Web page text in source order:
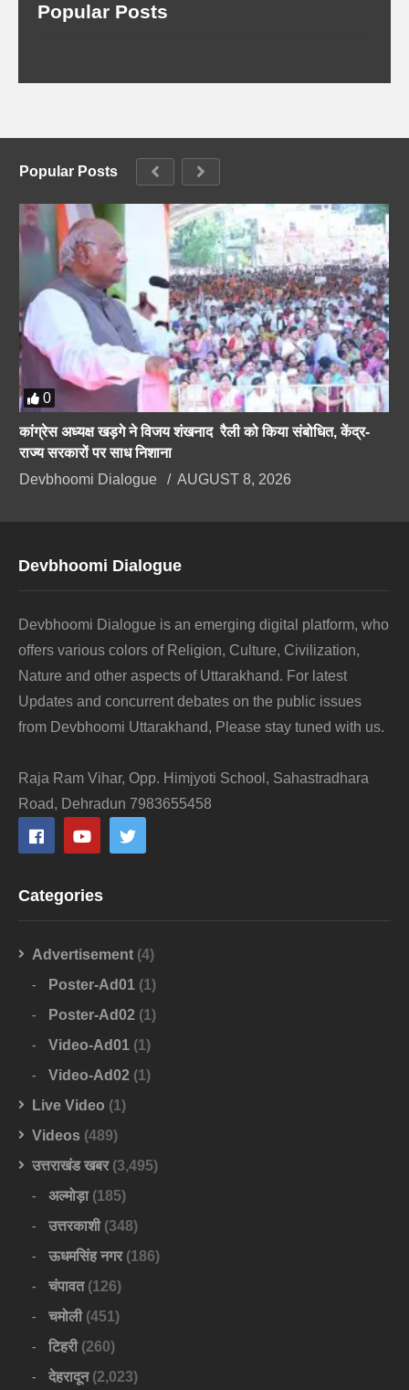
Popular Posts
Popular Posts
0
कांग्रेस अध्यक्ष खड़गे ने विजय शंखनाद रैली को किया संबोधित, केंद्र-
राज्य सरकारों पर साध निशाना
Devbhoomi Dialogue
AUGUST 8, 2026
Devbhoomi Dialogue
Devbhoomi Dialogue is an emerging digital platform, who
offers various colors of Religion, Culture, Civilization,
Nature and other aspects of Uttarakhand. For latest
Updates and concurrent debates on the public issues
from Devbhoomi Uttarakhand, Please stay tuned with us.
Raja Ram Vihar, Opp. Himjyoti School, Sahastradhara
Road, Dehradun 7983655458
Categories
Advertisement (4)
Poster-Ad01 (1)
Poster-Ad02 (1)
Video-Ad01 (1)
Video-Ad02 (1)
Live Video (1)
Videos (489)
उत्तराखंड खबर(3,495)
अल्मोड़ा(185)
उत्तरकाशी(348)
ऊधमसिंह नगर(186)
चंपावत(126)
चमोली(451)
टिहरी(260)
देहरादून(2,023)